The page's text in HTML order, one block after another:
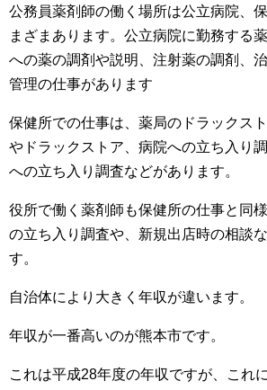
公務員薬剤師の働く場所は公立病院、
まざまあります。公立病院に勤務する
への薬の調剤や説明、注射薬の調剤、
管理の仕事があります
保健所での仕事は、薬局のドラックス
やドラックストア、病院への立ち入り
への立ち入り調査などがあります。
役所で働く薬剤師も保健所の仕事と同
の立ち入り調査や、新規出店時の相談
す。
自治体により大きく年収が違います。
年収が一番高いのが熊本市です。
これは平成28年度の年収ですが、これ